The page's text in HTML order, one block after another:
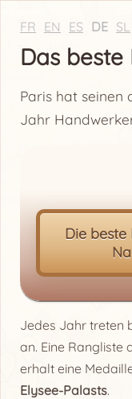
FR EN ES DE SL
Das
Paris hat seinen
Jahr
Die
Jedes Jahr treten
an. Eine Rangliste
erhalt eine
Elysee-Palasts.
+
−